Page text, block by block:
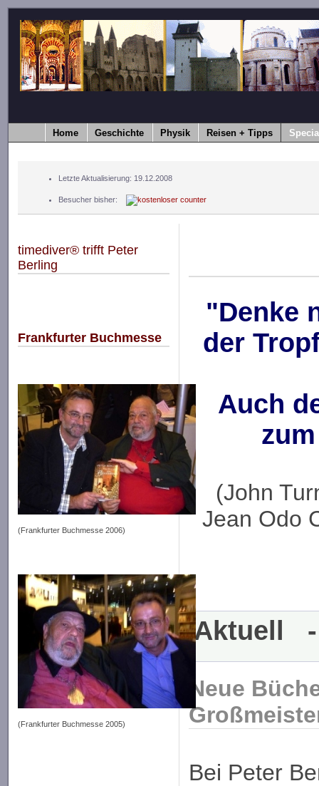
Home Geschichte Physik Reisen + Tipps
Letzte Aktualisierung: 19.12.2008
Besucher bisher:
timediver® trifft Peter
Berling
Frankfurter Buchmesse
(Frankfurter Buchmesse 2006)
(Frankfurter Buchmesse 2005)
"Denke
der
Auch
(John
Jean Odo
Aktuell -
Neue
Bei Peter